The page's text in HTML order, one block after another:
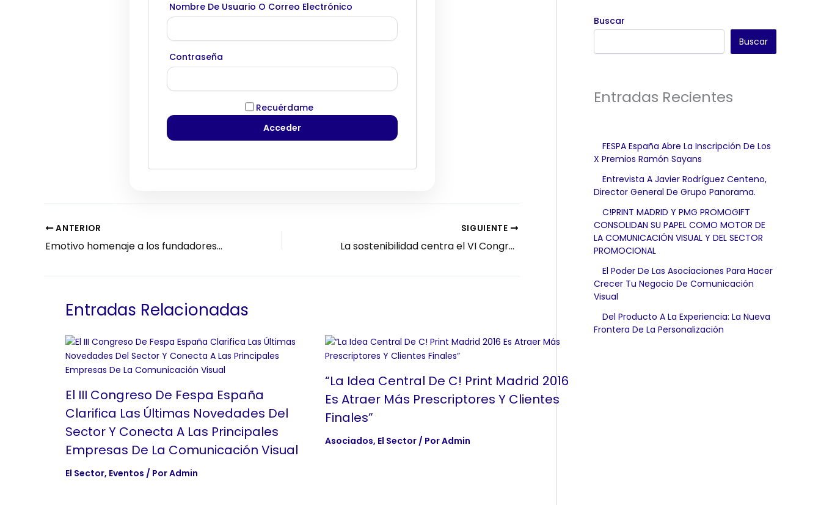
Nombre De Usuario O Correo Electrónico
Contraseña
Recuérdame
ANTERIOR
Emotivo homenaje a los fundadores de FESPA España en la celebración del 30 aniversario de la asociación
SIGUIENTE
La sostenibilidad centra el VI Congreso de FESPA España
Entradas Relacionadas
El III Congreso De Fespa España
Clarifica Las Últimas Novedades Del
Sector Y Conecta A Las Principales
Empresas De La Comunicación Visual
El Sector, Eventos / PorAdmin
“La Idea Central De C! Print Madrid 2016
Es Atraer Más Prescriptores Y Clientes
Finales”
Asociados, El Sector / PorAdmin
Buscar
Buscar
Entradas Recientes
FESPA España Abre La Inscripción De Los
X Premios Ramón Sayans
Entrevista A Javier Rodríguez Centeno,
Director General De Grupo Panorama.
C!PRINT MADRID Y PMG PROMOGIFT
CONSOLIDAN SU PAPEL COMO MOTOR DE
LA COMUNICACIÓN VISUAL Y DEL SECTOR
PROMOCIONAL
El Poder De Las Asociaciones Para Hacer
Crecer Tu Negocio De Comunicación
Visual
Del Producto A La Experiencia: La Nueva
Frontera De La Personalización